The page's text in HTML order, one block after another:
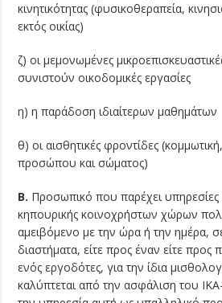
κινητικότητας (φυσικοθεραπεία,
εκτός οικίας)
ζ) οι μεμονωμένες
συνιστούν οικοδομικές εργασίες
η) η παράδοση ιδιαίτερων μαθημάτων
θ) οι αισθητικές φροντίδες
προσώπου και σώματος)
Β. Προσωπικό που παρέχει υπηρεσίες
κηπουρικής κοινοχρήστων χώρων
αμειβόμενο με την ώρα ή την ημέρα,
διαστήματα, είτε προς έναν είτε προς
ενός εργοδότες, για την ίδια
καλύπτεται από την ασφάλιση του